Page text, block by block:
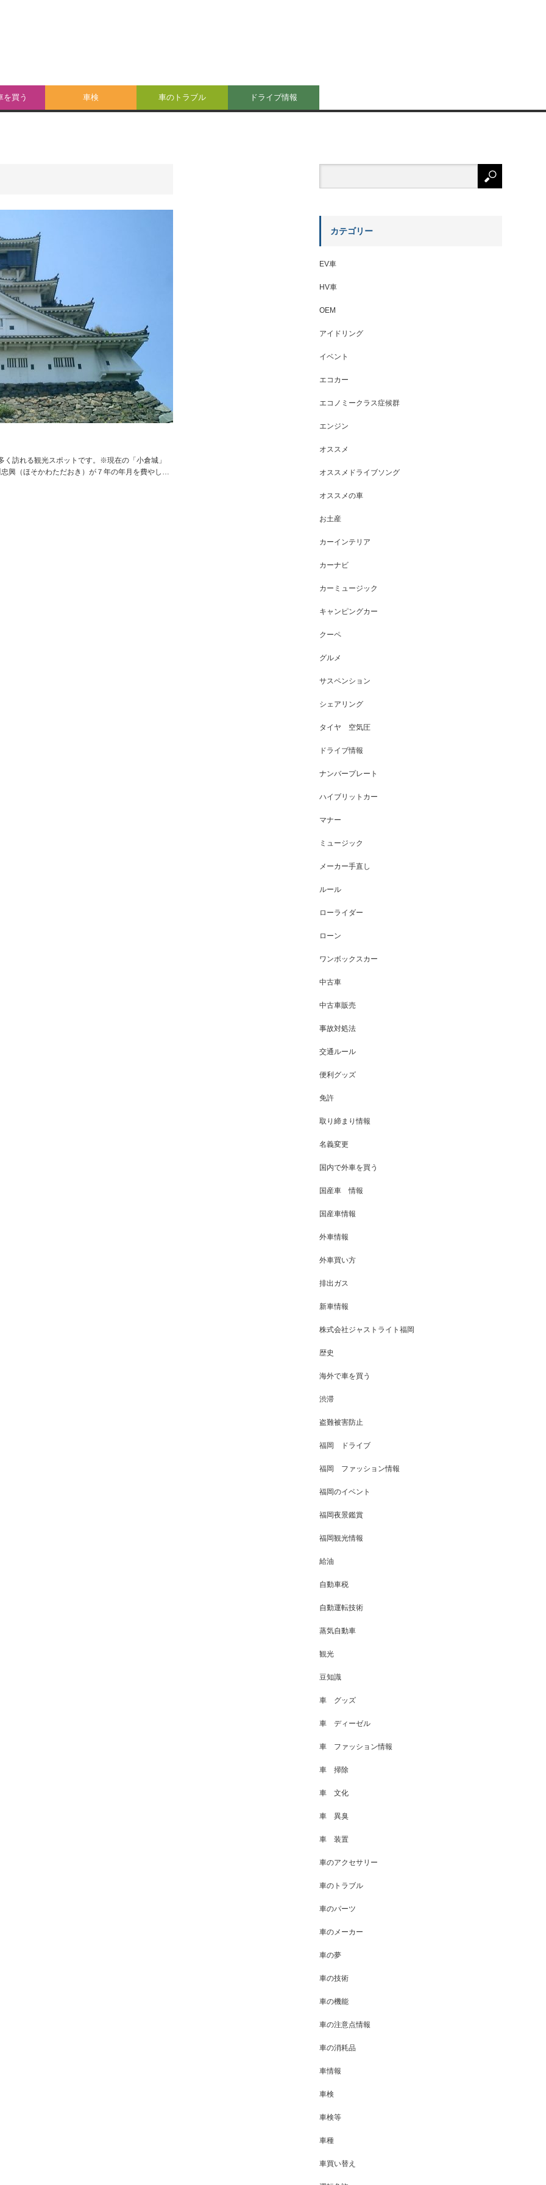
を買う 車検 車のトラブル ドライブ情報
訪れる観光スポットです。※現在の「小倉城」
興（ほそかわただおき）が７年の年月を費やし…
カテゴリー
EV車
HV車
OEM
アイドリング
イベント
エコカー
エコノミークラス症候群
エンジン
オススメ
オススメドライブソング
オススメの車
お土産
カーインテリア
カーナビ
カーミュージック
キャンピングカー
クーペ
グルメ
サスペンション
シェアリング
タイヤ 空気圧
ドライブ情報
ナンバープレート
ハイブリットカー
マナー
ミュージック
メーカー手直し
ルール
ローライダー
ローン
ワンボックスカー
中古車
中古車販売
事故対処法
交通ルール
便利グッズ
免許
取り締まり情報
名義変更
国内で外車を買う
国産車 情報
国産車情報
外車情報
外車買い方
排出ガス
新車情報
株式会社ジャストライト福岡
歴史
海外で車を買う
渋滞
盗難被害防止
福岡 ドライブ
福岡 ファッション情報
福岡のイベント
福岡夜景鑑賞
福岡観光情報
給油
自動車税
自動運転技術
蒸気自動車
観光
豆知識
車 グッズ
車 ディーゼル
車 ファッション情報
車 掃除
車 文化
車 異臭
車 装置
車のアクセサリー
車のトラブル
車のパーツ
車のメーカー
車の夢
車の技術
車の機能
車の注意点情報
車の消耗品
車情報
車検
車検等
車種
車買い替え